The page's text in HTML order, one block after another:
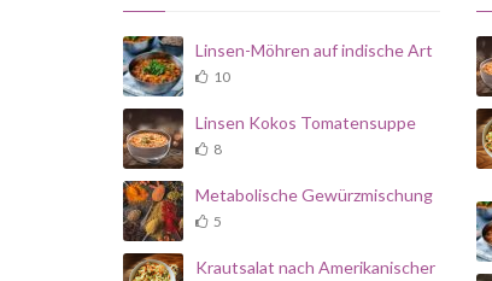
Linsen-Möhren auf indische Art
10
Linsen Kokos Tomatensuppe
8
Metabolische Gewürzmischung
5
Krautsalat nach Amerikanischer